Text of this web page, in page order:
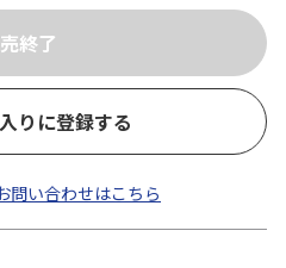
りに登録する
問い合わせはこちら